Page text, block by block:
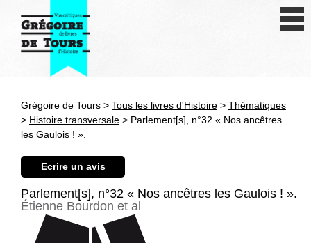
Antiquité
Révolution et XIXe siècle
XXe siècle
Grégoire de Tours > Tous les livres d'Histoire > Thématiques
> Histoire transversale > Parlement[s], n°32 « Nos ancêtres
les Gaulois ! ».
Ecrire un avis
Parlement[s], n°32 « Nos ancêtres les Gaulois ! ».
Étienne Bourdon et al